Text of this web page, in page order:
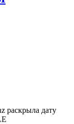
раскрыла дату